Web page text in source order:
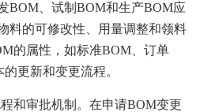
BOM、试制BOM和生产BOM应
料的可修改性、用量调整和领料
的属性，如标准BOM、订单
更新和变更流程。
和审批机制。在申请BOM变更